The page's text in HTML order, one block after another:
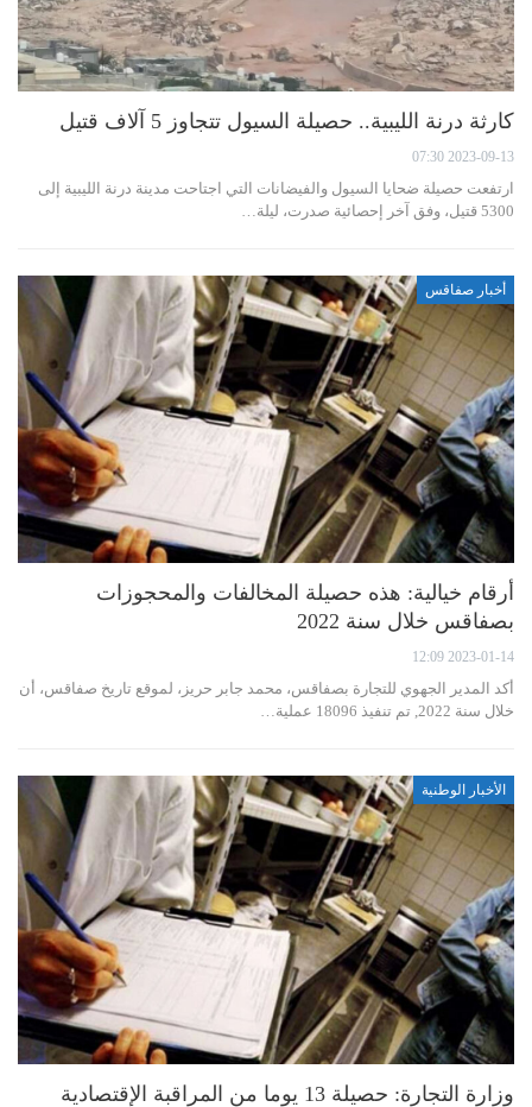
كارثة درنة الليبية.. حصيلة السيول تتجاوز 5 آلاف قتيل
2023-09-13 07:30
ارتفعت حصيلة ضحايا السيول والفيضانات التي اجتاحت مدينة درنة الليبية إلى
5300 قتيل، وفق آخر إحصائية صدرت، ليلة…
أخبار صفاقس
أرقام خيالية: هذه حصيلة المخالفات والمحجوزات
بصفاقس خلال سنة 2022
2023-01-14 12:09
أكد المدير الجهوي للتجارة بصفاقس، محمد جابر حريز، لموقع تاريخ صفاقس، أن
خلال سنة 2022, تم تنفيذ 18096 عملية…
الأخبار الوطنية
وزارة التجارة: حصيلة 13 يوما من المراقبة الإقتصادية